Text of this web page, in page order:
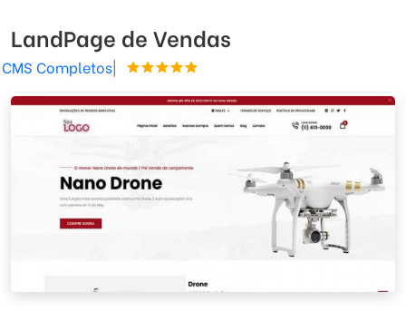
LandPage de Vendas
CMS Completos|